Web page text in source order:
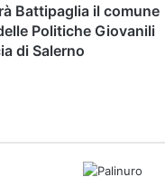
Battipaglia il comune
Politiche Giovanili
di Salerno